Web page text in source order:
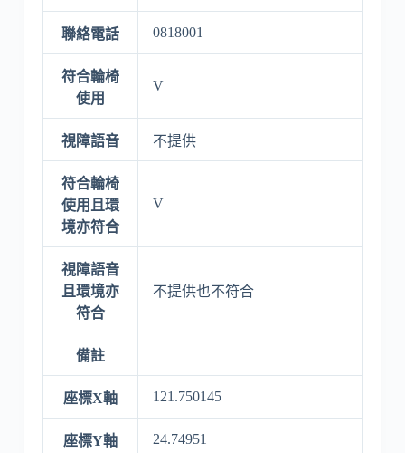
聯絡電話 0818001
符合輪椅
使用
V
視障語音 不提供
符合輪椅
使用且環
境亦符合
V
視障語音
且環境亦
符合
不提供也不符合
備註
座標X軸 121.750145
座標Y軸 24.74951